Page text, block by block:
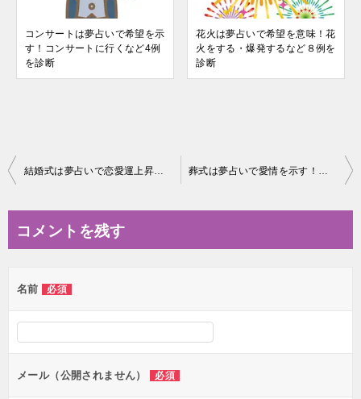
コンサートは夢占いで希望を示
す！コンサートに行くなど4例
を診断
花火は夢占いで希望を意味！花
火をする・爆発するなど８例を
診断
投
ビ
ー
シ
ン
結婚式は夢占いで恋愛運上昇を意味!? 自分や友人の結婚式など5例 葬式は夢占いで愛情を示す！？家族や友人の葬式など９例を診断
コメントを残す
名前 必須
メール（公開されません） 必須